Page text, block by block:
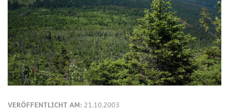
VERÖFFENTLICHT AM: 21.10.2003